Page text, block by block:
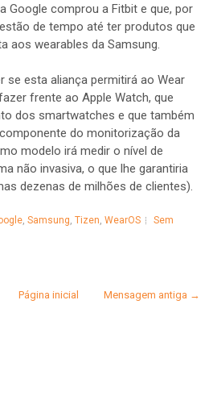
Google comprou a Fitbit e que, por
de tempo até ter produtos que
aos wearables da Samsung.
se esta aliança permitirá ao Wear
frente ao Apple Watch, que
dos smartwatches e que também
do monitorização da
modelo irá medir o nível de
não invasiva, o que lhe garantiria
dezenas de milhões de clientes).
Samsung Tizen WearOS
Sem
Mensagem antiga →
Página inicial